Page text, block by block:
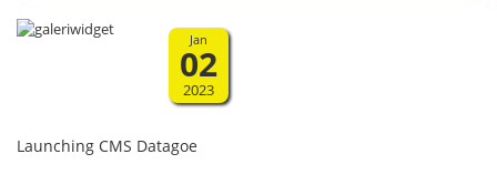
Jan
02
2023
Launching CMS Datagoe